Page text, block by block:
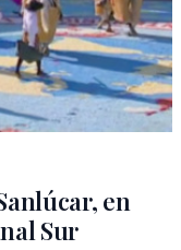
en
Sur